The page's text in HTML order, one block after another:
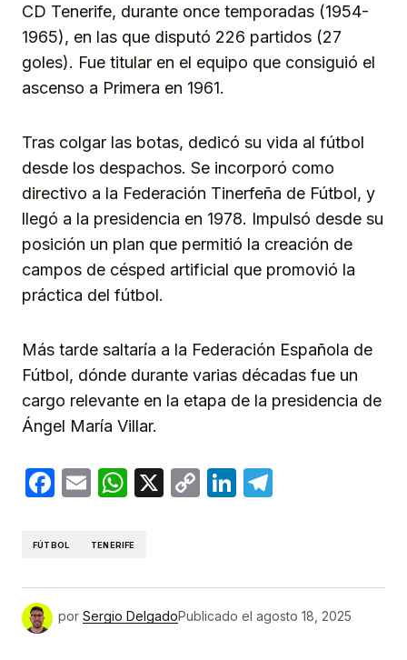
CD Tenerife, durante once temporadas (1954-
1965), en las que disputó 226 partidos (27
goles). Fue titular en el equipo que consiguió el
ascenso a Primera en 1961.
Tras colgar las botas, dedicó su vida al fútbol
desde los despachos. Se incorporó como
directivo a la Federación Tinerfeña de Fútbol, y
llegó a la presidencia en 1978. Impulsó desde su
posición un plan que permitió la creación de
campos de césped artificial que promovió la
práctica del fútbol.
Más tarde saltaría a la Federación Española de
Fútbol, dónde durante varias décadas fue un
cargo relevante en la etapa de la presidencia de
Ángel María Villar.
Facebook
EmailWhatsApp
X
CopyLinkedIn
FÚTBOL TENERIFE
por Sergio DelgadoPublicado el agosto 18, 2025